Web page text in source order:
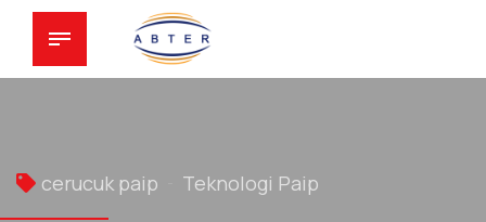
cerucuk paip Teknologi Paip